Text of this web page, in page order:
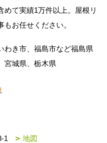
めて実績1万件以上。屋根リ
お任せください。
わき市、福島市など福島県
宮城県、栃木県
1
地図